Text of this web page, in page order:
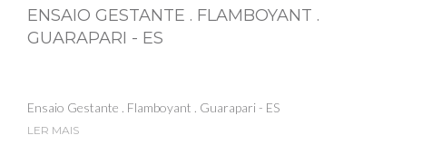
ENSAIO GESTANTE . FLAMBOYANT .
GUARAPARI - ES
Ensaio Gestante . Flamboyant . Guarapari - ES
LER MAIS